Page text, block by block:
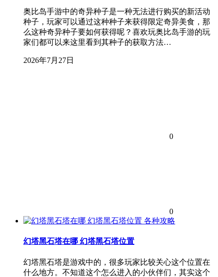
奥比岛手游中的奇异种子是一种无法进行购买的新活动
种子，玩家可以通过这种种子来获得限定奇异美食，那
么这种奇异种子要如何获得呢？喜欢玩奥比岛手游的玩
家们都可以来这里看到其种子的获取方法…
2026年7月27日
0
0
各种攻略
幻塔黑石塔在哪 幻塔黑石塔位置
幻塔黑石塔是游戏中的，很多玩家比较关心这个位置在
什么地方。不知道这个怎么进入的小伙伴们，其实这个